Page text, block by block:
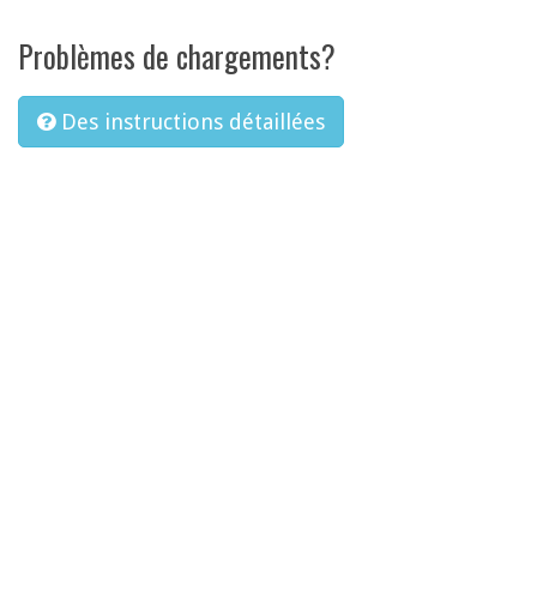
Problèmes de chargements?
Des instructions détaillées